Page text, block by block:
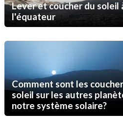
Lever et coucher du soleil
l'équateur
Comment sont les
soleil sur les autres
notre système solaire?